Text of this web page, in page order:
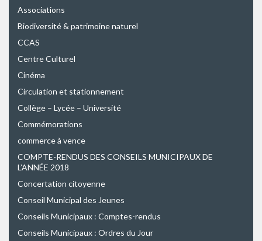
Associations
Biodiversité & patrimoine naturel
CCAS
Centre Culturel
Cinéma
Circulation et stationnement
Collège – Lycée – Université
Commémorations
commerce à vence
COMPTE-RENDUS DES CONSEILS MUNICIPAUX DE
L’ANNÉE 2018
Concertation citoyenne
Conseil Municipal des Jeunes
Conseils Municipaux : Comptes-rendus
Conseils Municipaux : Ordres du Jour